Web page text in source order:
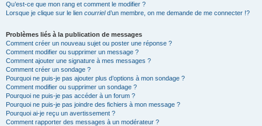
Qu’est-ce que mon rang et comment le modifier ?
Lorsque je clique sur le lien courrield’un membre, on me demande de me connecter !?
Problèmes liés à la publication de messages
Comment créer un nouveau sujet ou poster une réponse ?
Comment modifier ou supprimer un message ?
Comment ajouter une signature à mes messages ?
Comment créer un sondage ?
Pourquoi ne puis-je pas ajouter plus d’options à mon sondage ?
Comment modifier ou supprimer un sondage ?
Pourquoi ne puis-je pas accéder à un forum ?
Pourquoi ne puis-je pas joindre des fichiers à mon message ?
Pourquoi ai-je reçu un avertissement ?
Comment rapporter des messages à un modérateur ?